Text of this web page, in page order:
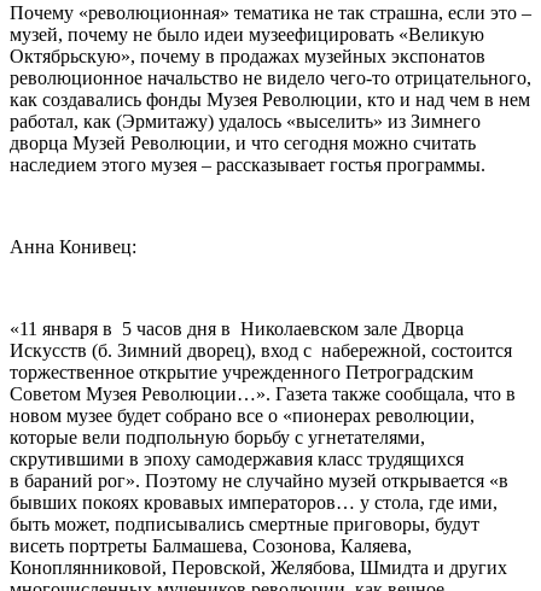
Почему «революционная» тематика не так страшна, если это –
музей, почему не было идеи музеефицировать «Великую
Октябрьскую», почему в продажах музейных экспонатов
революционное начальство не видело чего-то отрицательного,
как создавались фонды Музея Революции, кто и над чем в нем
работал, как (Эрмитажу) удалось «выселить» из Зимнего
дворца Музей Революции, и что сегодня можно считать
наследием этого музея – рассказывает гостья программы.
Анна Конивец:
«11 января в 5 часов дня в Николаевском зале Дворца
Искусств (б. Зимний дворец), вход с набережной, состоится
торжественное открытие учрежденного Петроградским
Советом Музея Революции…». Газета также сообщала, что в
новом музее будет собрано все о «пионерах революции,
которые вели подпольную борьбу с угнетателями,
скрутившими в эпоху самодержавия класс трудящихся
в бараний рог». Поэтому не случайно музей открывается «в
бывших покоях кровавых императоров… у стола, где ими,
быть может, подписывались смертные приговоры, будут
висеть портреты Балмашева, Созонова, Каляева,
Коноплянниковой, Перовской, Желябова, Шмидта и других